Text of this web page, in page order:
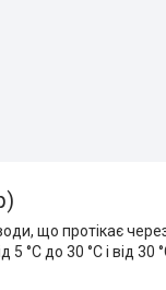
що протікає
°C до 30 °C і від 30